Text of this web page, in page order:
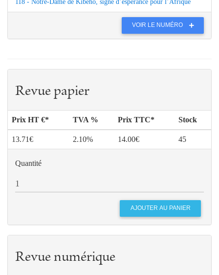
118 - Notre-Dame de Kibeho, signe d’espérance pour l’Afrique
VOIR LE NUMÉRO
Revue papier
Prix HT €* TVA % Prix TTC* Stock
13.71€ 2.10% 14.00€ 45
Quantité
Revue numérique